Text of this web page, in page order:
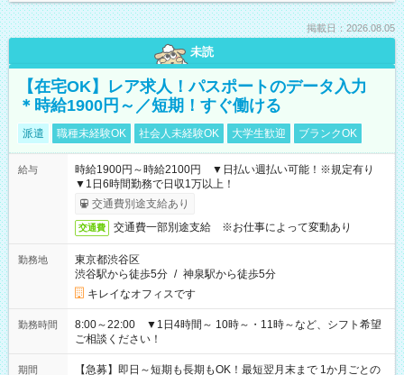
掲載日：2026.08.05
未読
【在宅OK】レア求人！パスポートのデータ入力
＊時給1900円～／短期！すぐ働ける
派遣 職種未経験OK 社会人未経験OK 大学生歓迎 ブランクOK
給与
時給1900円～時給2100円 ▼日払い週払い可能！※規定有り
▼1日6時間勤務で日収1万以上！
交通費別途支給あり
交通費 交通費一部別途支給 ※お仕事によって変動あり
勤務地
東京都渋谷区
渋谷駅から徒歩5分 / 神泉駅から徒歩5分
キレイなオフィスです
勤務時間
8:00～22:00 ▼1日4時間～ 10時～・11時～など、シフト希望
ご相談ください！
期間
【急募】即日～短期も長期もOK！最短翌月末まで 1か月ごとの